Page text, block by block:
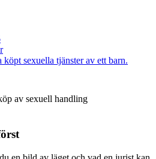
sexuella tjänster av ett barn.
av sexuell handling